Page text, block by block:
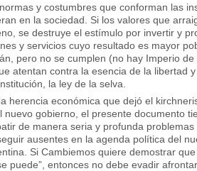
y costumbres que conforman las
en la sociedad. Si los valores que
se destruye el estímulo por invertir y
y servicios cuyo resultado es mayor
pero no se cumplen (no hay Imperio
atentan contra la esencia de la libertad
la ley de la selva.
herencia económica que dejó el
nuevo gobierno, el presente documento
de manera seria y profunda problemas
ausentes en la agenda política del
Si Cambiemos quiere demostrar
puede”, entonces no debe evadir